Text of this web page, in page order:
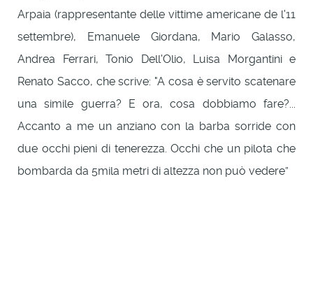
Arpaia (rappresentante delle vittime americane de l'11
settembre), Emanuele Giordana, Mario Galasso,
Andrea Ferrari, Tonio Dell'Olio, Luisa Morgantini e
Renato Sacco, che scrive: "A cosa è servito scatenare
una simile guerra? E ora, cosa dobbiamo fare?...
Accanto a me un anziano con la barba sorride con
due occhi pieni di tenerezza. Occhi che un pilota che
bombarda da 5mila metri di altezza non può vedere”